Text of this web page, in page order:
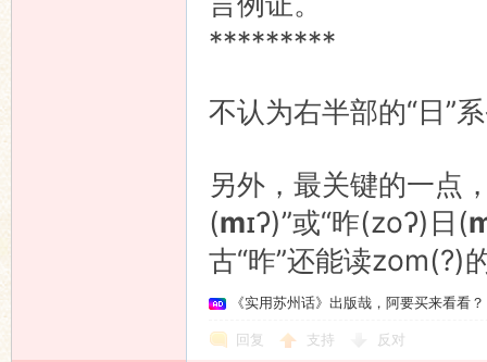
*********
不认为右半部的“日”
另外，最关键的一点
(mɪʔ)”或“昨(zoʔ)日(
古“昨”还能读zom(?)
《实用苏州话》出版哉，阿要买来看看？
回复 支持 反对